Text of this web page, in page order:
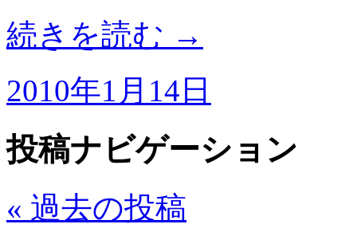
続きを読む →
2010年1月14日
投稿ナビゲーション
« 過去の投稿